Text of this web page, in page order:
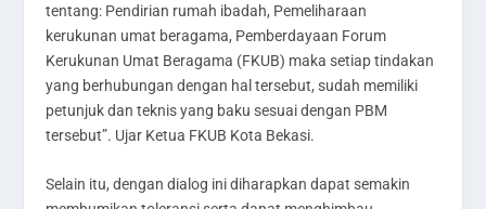
tentang: Pendirian rumah ibadah, Pemeliharaan
kerukunan umat beragama, Pemberdayaan Forum
Kerukunan Umat Beragama (FKUB) maka setiap tindakan
yang berhubungan dengan hal tersebut, sudah memiliki
petunjuk dan teknis yang baku sesuai dengan PBM
tersebut”. Ujar Ketua FKUB Kota Bekasi.
Selain itu, dengan dialog ini diharapkan dapat semakin